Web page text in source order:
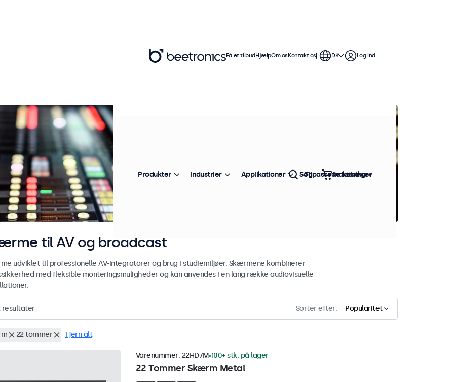
til AV og broadcast
udviklet til professionelle AV-integratorer og brug i studiemiljøer. Skærmene kombinerer
med fleksible monteringsmuligheder og kan anvendes i en lang række audiovisuelle
resultater Sorter efter: Popularitet
22 tommer Fjern alt
22 Tommer Skærm Metal
Varenummer: 22HD7M 100+ stk. på lager
Få et tilbudHjælpOm osKontakt os DK Log ind
Produkter Industrier Applikationer Tilpassede løsninger
Søg Indkøbskurv